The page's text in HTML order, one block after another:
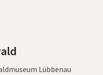
Lübbenau